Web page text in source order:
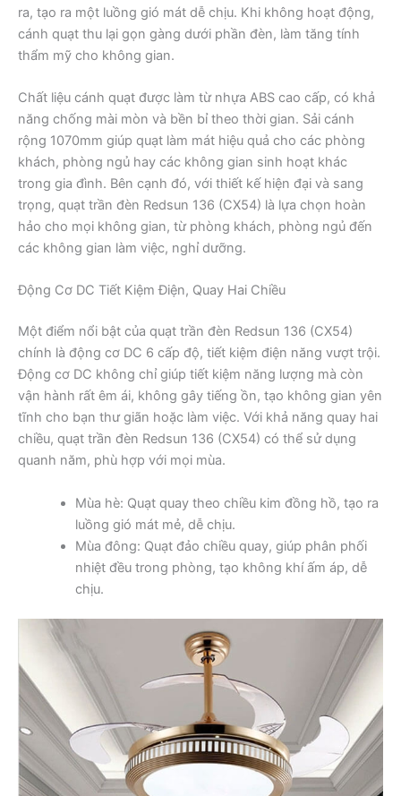
ra, tạo ra một luồng gió mát dễ chịu. Khi không hoạt động,
cánh quạt thu lại gọn gàng dưới phần đèn, làm tăng tính
thẩm mỹ cho không gian.
Chất liệu cánh quạt được làm từ nhựa ABS cao cấp, có khả
năng chống mài mòn và bền bỉ theo thời gian. Sải cánh
rộng 1070mm giúp quạt làm mát hiệu quả cho các phòng
khách, phòng ngủ hay các không gian sinh hoạt khác
trong gia đình. Bên cạnh đó, với thiết kế hiện đại và sang
trọng, quạt trần đèn Redsun 136 (CX54) là lựa chọn hoàn
hảo cho mọi không gian, từ phòng khách, phòng ngủ đến
các không gian làm việc, nghỉ dưỡng.
Động Cơ DC Tiết Kiệm Điện, Quay Hai Chiều
Một điểm nổi bật của quạt trần đèn Redsun 136 (CX54)
chính là động cơ DC 6 cấp độ, tiết kiệm điện năng vượt trội.
Động cơ DC không chỉ giúp tiết kiệm năng lượng mà còn
vận hành rất êm ái, không gây tiếng ồn, tạo không gian yên
tĩnh cho bạn thư giãn hoặc làm việc. Với khả năng quay hai
chiều, quạt trần đèn Redsun 136 (CX54) có thể sử dụng
quanh năm, phù hợp với mọi mùa.
Mùa hè: Quạt quay theo chiều kim đồng hồ, tạo ra
luồng gió mát mẻ, dễ chịu.
Mùa đông: Quạt đảo chiều quay, giúp phân phối
nhiệt đều trong phòng, tạo không khí ấm áp, dễ
chịu.